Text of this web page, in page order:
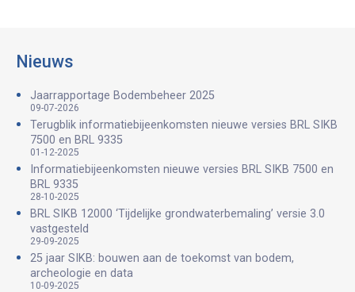
Nieuws
Jaarrapportage Bodembeheer 2025
09-07-2026
Terugblik informatiebijeenkomsten nieuwe versies BRL SIKB
7500 en BRL 9335
01-12-2025
Informatiebijeenkomsten nieuwe versies BRL SIKB 7500 en
BRL 9335
28-10-2025
BRL SIKB 12000 ‘Tijdelijke grondwaterbemaling’ versie 3.0
vastgesteld
29-09-2025
25 jaar SIKB: bouwen aan de toekomst van bodem,
archeologie en data
10-09-2025